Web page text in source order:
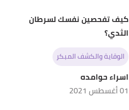
كيف تفحصين نفسك لسرطان
الثدي؟
الوقاية والكشف المبكر
اسراء حوامده
01 أغسطس 2021